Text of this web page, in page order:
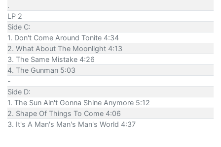
.
LP 2
Side C:
1. Don't Come Around Tonite 4:34
2. What About The Moonlight 4:13
3. The Same Mistake 4:26
4. The Gunman 5:03
-
Side D:
1. The Sun Ain't Gonna Shine Anymore 5:12
2. Shape Of Things To Come 4:06
3. It's A Man's Man's Man's World 4:37